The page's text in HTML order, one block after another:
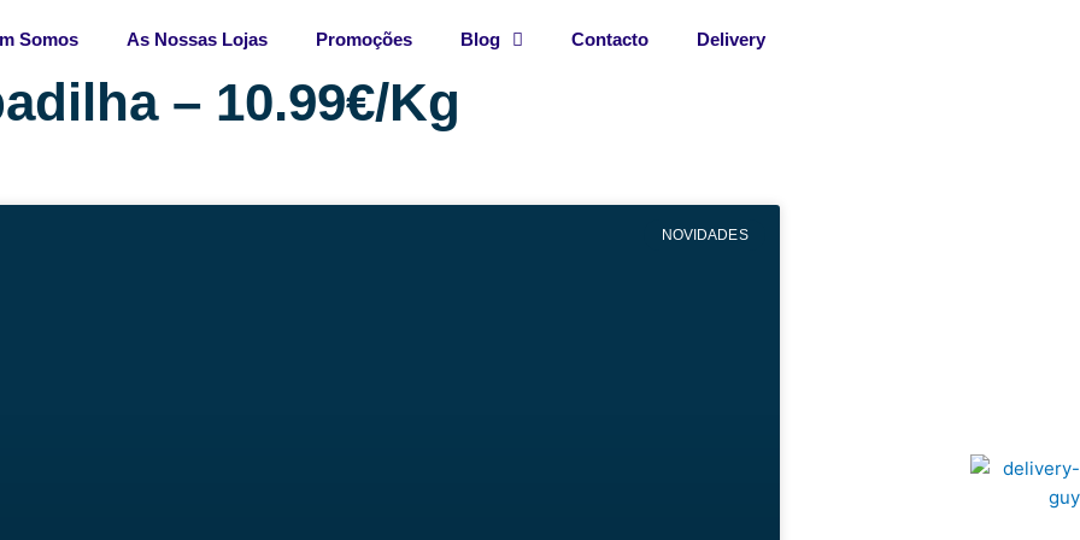
Somos As Nossas Lojas Promoções Blog Contacto Delivery
– 10.99€/Kg
NOVIDADES